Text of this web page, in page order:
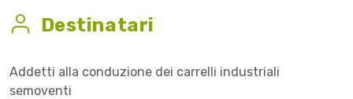
Destinatari
Addetti alla conduzione dei carrelli industriali
semoventi